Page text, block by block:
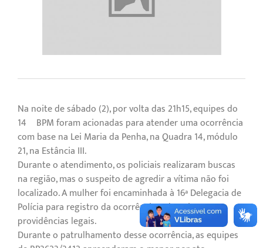
Na noite de sábado (2), por volta das 21h15, equipes do
14º BPM foram acionadas para atender uma ocorrência
com base na Lei Maria da Penha, na Quadra 14, módulo
21, na Estância III.
Durante o atendimento, os policiais realizaram buscas
na região, mas o suspeito de agredir a vítima não foi
localizado. A mulher foi encaminhada à 16ª Delegacia de
Polícia para registro da ocorrência e demais
providências legais.
Durante o patrulhamento desse ocorrência, as equipes